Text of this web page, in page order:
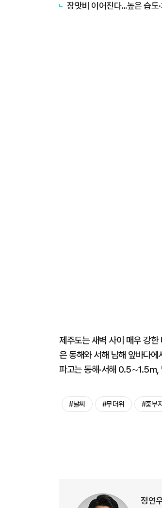
장맛비 이어진다…높은 습도
제주도는 새벽 사이 매우 강
은 동해와 서해 남해 앞바다
파고는 동해·서해
#날씨 #무더위 #중부
정연